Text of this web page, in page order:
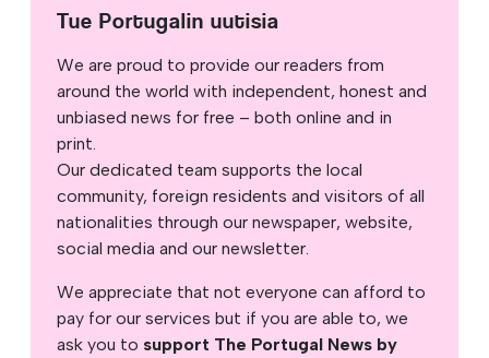
Tue Portugalin uutisia
We are proud to provide our readers from
around the world with independent, honest and
unbiased news for free – both online and in
print.
Our dedicated team supports the local
community, foreign residents and visitors of all
nationalities through our newspaper, website,
social media and our newsletter.
We appreciate that not everyone can afford to
pay for our services but if you are able to, we
ask you to support The Portugal News by